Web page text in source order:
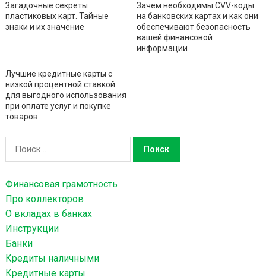
Загадочные секреты
пластиковых карт. Тайные
знаки и их значение
Зачем необходимы CVV-коды
на банковских картах и как они
обеспечивают безопасность
вашей финансовой
информации
Лучшие кредитные карты с
низкой процентной ставкой
для выгодного использования
при оплате услуг и покупке
товаров
а
т
и
:
Финансовая грамотность
Про коллекторов
О вкладах в банках
Инструкции
Банки
Кредиты наличными
Кредитные карты